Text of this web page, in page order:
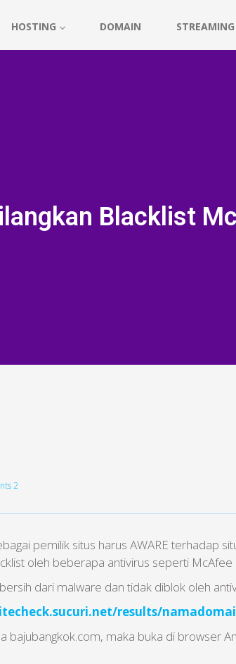
HOSTING DOMAIN STREAMING
Blacklist
2
pemilik situs harus AWARE terhadap
oleh beberapa antivirus seperti
dari malware dan tidak diblok oleh
results/
bajubangkok.com, maka buka di browser